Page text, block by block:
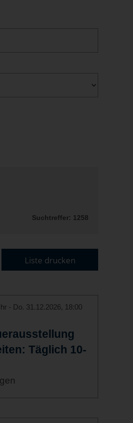
Suchtreffer: 1258
Liste drucken
- Do. 31.12.2026, 18:00
Täglich 10-